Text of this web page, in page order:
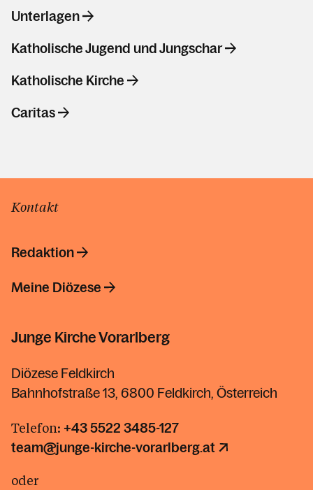
Unterlagen
Katholische Jugend und Jungschar
Katholische Kirche
Caritas
Kontakt
Redaktion
Meine Diözese
Junge Kirche Vorarlberg
Diözese Feldkirch
Bahnhofstraße 13, 6800 Feldkirch, Österreich
Telefon: +43 5522 3485-127
team@junge-kirche-vorarlberg.at
oder